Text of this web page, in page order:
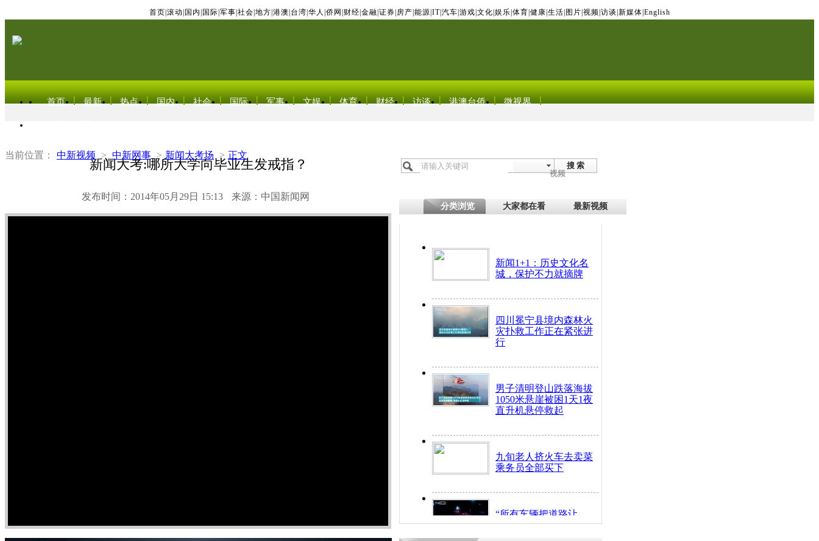
首页 滚动 国内 国际 军事 社会 地方 港澳 台湾 华人 侨网 财经 金融 证券 房产 能源 IT| 汽车 游戏 文化 娱乐 体育 健康 生活 图片 视频 访谈 新媒体 English
首页 最新 热点 国内 社会 国际 军事 文娱 体育 财经 访谈 港澳台侨 微视界
当前位置： 中新视频 > 中新网事 > 新闻大考场 > 正文
新闻大考:哪所大学向毕业生发戒指？
发布时间：2014年05月29日 15:13 来源：中国新闻网
搜 索
视频
分类浏览 大家都在看 最新视频
新闻1+1：历史文化名
城，保护不力就摘牌
四川冕宁县境内森林火
灾扑救工作正在紧张进
行
男子清明登山跌落海拔
1050米悬崖被困1天1夜
直升机悬停救起
九旬老人挤火车去卖菜
乘务员全部买下
“所有车辆把道路让
开！”儿童突发疾病交